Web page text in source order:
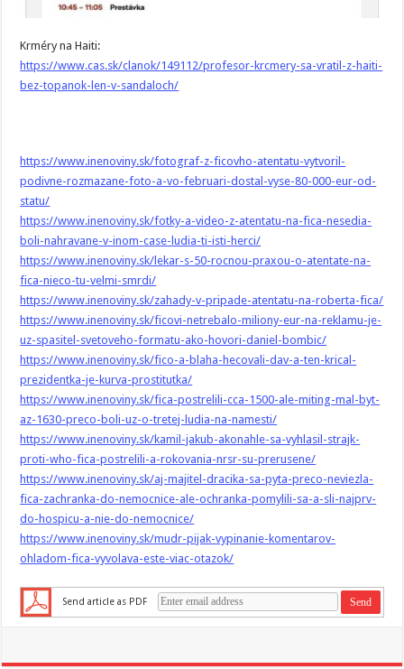
Krméry na Haiti:
https://www.cas.sk/clanok/149112/profesor-krcmery-sa-vratil-z-haiti-
bez-topanok-len-v-sandaloch/
https://www.inenoviny.sk/fotograf-z-ficovho-atentatu-vytvoril-
podivne-rozmazane-foto-a-vo-februari-dostal-vyse-80-000-eur-od-
statu/
https://www.inenoviny.sk/fotky-a-video-z-atentatu-na-fica-nesedia-
boli-nahravane-v-inom-case-ludia-ti-isti-herci/
https://www.inenoviny.sk/lekar-s-50-rocnou-praxou-o-atentate-na-
fica-nieco-tu-velmi-smrdi/
https://www.inenoviny.sk/zahady-v-pripade-atentatu-na-roberta-fica/
https://www.inenoviny.sk/ficovi-netrebalo-miliony-eur-na-reklamu-je-
uz-spasitel-svetoveho-formatu-ako-hovori-daniel-bombic/
https://www.inenoviny.sk/fico-a-blaha-hecovali-dav-a-ten-krical-
prezidentka-je-kurva-prostitutka/
https://www.inenoviny.sk/fica-postrelili-cca-1500-ale-miting-mal-byt-
az-1630-preco-boli-uz-o-tretej-ludia-na-namesti/
https://www.inenoviny.sk/kamil-jakub-akonahle-sa-vyhlasil-strajk-
proti-who-fica-postrelili-a-rokovania-nrsr-su-prerusene/
https://www.inenoviny.sk/aj-majitel-dracika-sa-pyta-preco-neviezla-
fica-zachranka-do-nemocnice-ale-ochranka-pomylili-sa-a-sli-najprv-
do-hospicu-a-nie-do-nemocnice/
https://www.inenoviny.sk/mudr-pijak-vypinanie-komentarov-
ohladom-fica-vyvolava-este-viac-otazok/
Send article as PDF